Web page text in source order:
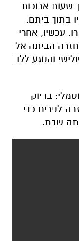
שעות ארוכות
בתוך ביתם.
עכשיו, אחרי
הביתה אל
והנוגע ללב
בדיוק
לנירים כדי
שבת.